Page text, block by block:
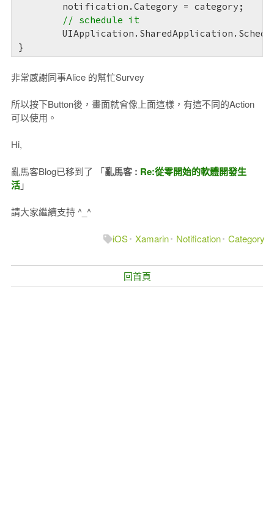
// schedule it
}
非常感謝同事Alice 的幫忙Survey
所以按下Button後，畫面就會像上面這樣，有這不同的Action
可以使用。
Hi,
亂馬客Blog已移到了 「亂馬客​ : Re:從零開始的軟體開發生
活」
請大家繼續支持 ^_^
iOS Xamarin Notification Category
回首頁